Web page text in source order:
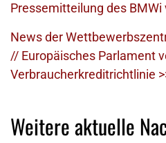
Pressemitteilung des BMWi
News der
// Europäisches Parlament
Verbraucherkreditrichtlinie
Weitere aktuelle